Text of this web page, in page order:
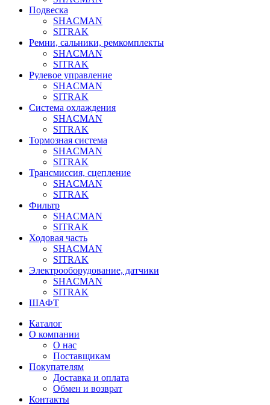
Подвеска
SHACMAN
SITRAK
Ремни, сальники, ремкомплекты
SHACMAN
SITRAK
Рулевое управление
SHACMAN
SITRAK
Система охлаждения
SHACMAN
SITRAK
Тормозная система
SHACMAN
SITRAK
Трансмиссия, сцепление
SHACMAN
SITRAK
Фильтр
SHACMAN
SITRAK
Ходовая часть
SHACMAN
SITRAK
Электрооборудование, датчики
SHACMAN
SITRAK
ШАФТ
Каталог
О компании
О нас
Поставщикам
Покупателям
Доставка и оплата
Обмен и возврат
Контакты